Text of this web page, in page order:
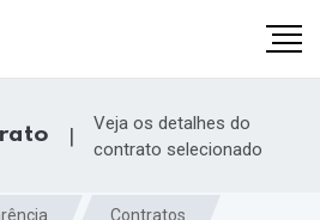
|
Veja os detalhes do
contrato selecionado
Contratos